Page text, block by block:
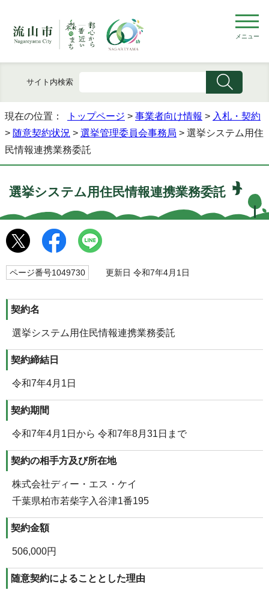
メニュー
サイト内検索
現在の位置： トップページ > 事業者向け情報 > 入札・契約
> 随意契約状況 > 選挙管理委員会事務局 > 選挙システム用住
民情報連携業務委託
選挙システム用住民情報連携業務委託
ページ番号1049730 更新日 令和7年4月1日
契約名
選挙システム用住民情報連携業務委託
契約締結日
令和7年4月1日
契約期間
令和7年4月1日から 令和7年8月31日まで
契約の相手方及び所在地
株式会社ディー・エス・ケイ
千葉県柏市若柴字入谷津1番195
契約金額
506,000円
随意契約によることとした理由